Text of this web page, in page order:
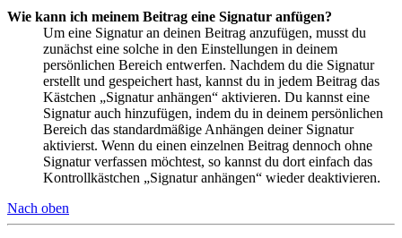
Wie kann ich meinem Beitrag eine Signatur anfügen?
Um eine Signatur an deinen Beitrag anzufügen, musst du
zunächst eine solche in den Einstellungen in deinem
persönlichen Bereich entwerfen. Nachdem du die Signatur
erstellt und gespeichert hast, kannst du in jedem Beitrag das
Kästchen „Signatur anhängen“ aktivieren. Du kannst eine
Signatur auch hinzufügen, indem du in deinem persönlichen
Bereich das standardmäßige Anhängen deiner Signatur
aktivierst. Wenn du einen einzelnen Beitrag dennoch ohne
Signatur verfassen möchtest, so kannst du dort einfach das
Kontrollkästchen „Signatur anhängen“ wieder deaktivieren.
Nach oben